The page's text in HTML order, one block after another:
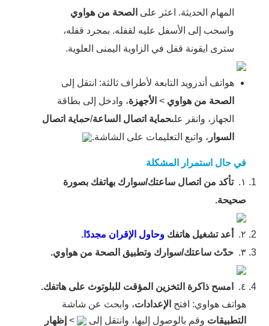
المهام الحديثة. اعثر على الصحة من هواوي
واسحب إلى الأسفل عليه لقفله. بمجرد قفله،
سترى ايقونة قفل في الزاوية اليمنى العلوية.
هواتف أندرويد التابعة لأطراف ثالثة: انتقل إلى
الصحة من هواوي > الأجهزة، وادخل إلى بطاقة
الجهاز، وانقر علىحماية اتصال الساعة/حماية اتصال
السوار ، واتبع التعليمات على الشاشة.
في حال استمرار المشكلة
١.
تأكد من اتصال ساعتك/سوارك بهاتفك بصورة
صحيحة.
٢. أعد تشغيل هاتفكوحاول الإقران مجددًا.
٣.
حدّث ساعتك/سوارك وتطبيق الصحة من هواوي.
٤.
امسح ذاكرة التخزين المؤقت للبلوتوث على هاتفك.
هواتف هواوي: افتح الإعدادات، وابحث عن شاشة
التطبيقات وقم بالوصول إليها، وانتقل إلى > إظهار